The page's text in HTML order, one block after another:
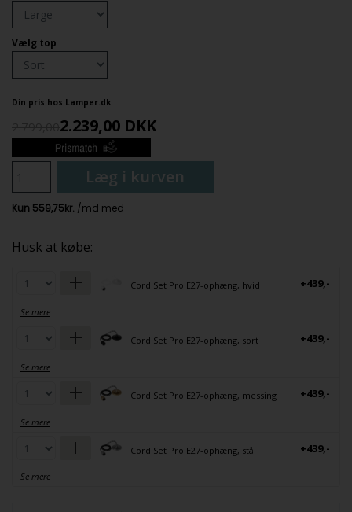
Vælg top
Din pris hos Lamper.dk
2.239,00 DKK
Læg i kurven
Husk at købe:
Se mere
Cord Set Pro E27-ophæng, hvid +439,-
Se mere
Cord Set Pro E27-ophæng, sort +439,-
Se mere
Cord Set Pro E27-ophæng, messing +439,-
Se mere
Cord Set Pro E27-ophæng, stål +439,-